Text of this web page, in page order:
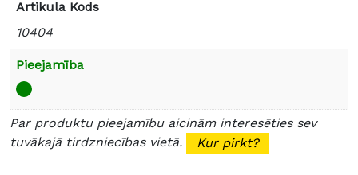
Artikula Kods
10404
Pieejamība
Par produktu pieejamību aicinām interesēties sev
tuvākajā tirdzniecības vietā.
Kur pirkt?